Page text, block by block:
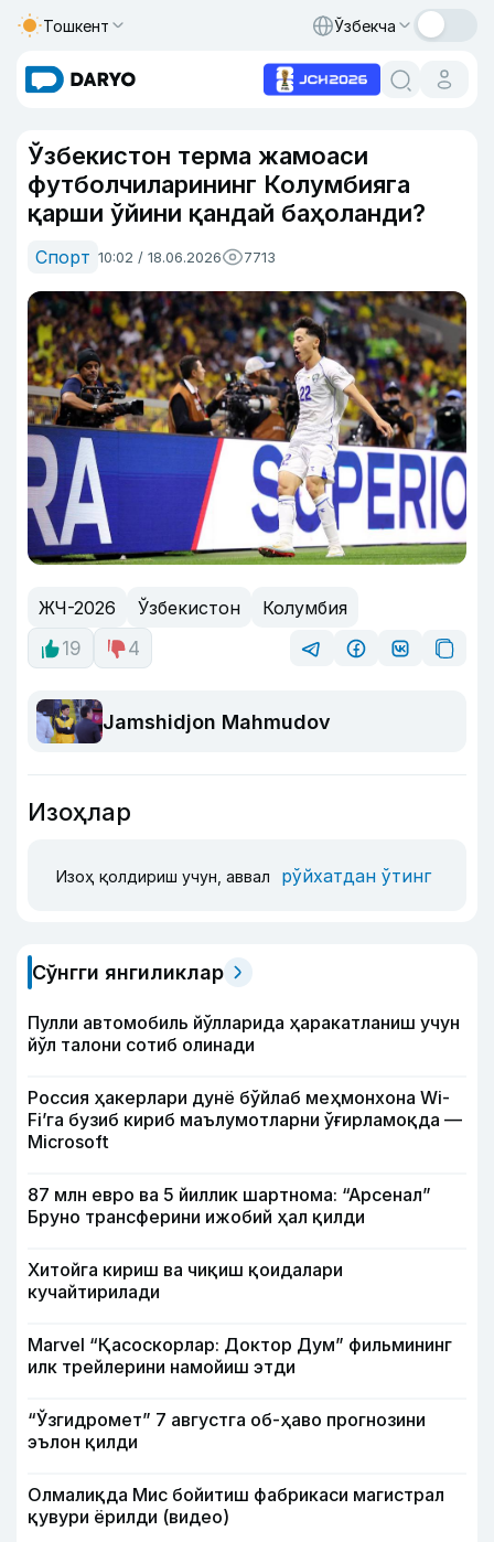
Тошкент Ўзбекча
Ўзбекистон терма жамоаси
футболчиларининг Колумбияга
қарши ўйини қандай баҳоланди?
Спорт 10:02 / 18.06.2026 7713
ЖЧ-2026 Ўзбекистон
Колумбия
19
4
Jamshidjon Mahmudov
Изоҳлар
Изоҳ қолдириш учун, аввал рўйхатдан ўтинг
Сўнгги янгиликлар
Пулли автомобиль йўлларида ҳаракатланиш учун
йўл талони сотиб олинади
Россия ҳакерлари дунё бўйлаб меҳмонхона Wi-
Fi’га бузиб кириб маълумотларни ўғирламоқда —
Microsoft
87 млн евро ва 5 йиллик шартнома: “Арсенал”
Бруно трансферини ижобий ҳал қилди
Хитойга кириш ва чиқиш қоидалари
кучайтирилади
Marvel “Қасоскорлар: Доктор Дум” фильмининг
илк трейлерини намойиш этди
“Ўзгидромет” 7 августга об-ҳаво прогнозини
эълон қилди
Олмалиқда Мис бойитиш фабрикаси магистрал
қувури ёрилди (видео)